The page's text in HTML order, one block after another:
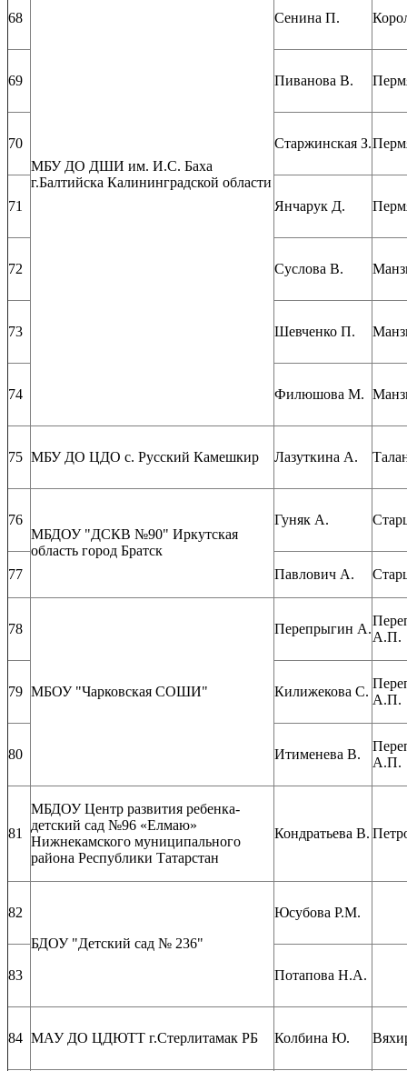
МБУ ДО ДШИ им. И.С. Баха
г.Балтийска Калининградской области
68 Сенина П.
69 Пиванова В.
70 Старжинская З.
71 Янчарук Д.
72 Суслова В.
73 Шевченко П.
74 Филюшова М.
75 МБУ ДО ЦДО с. Русский Камешкир Лазуткина А.
76
МБДОУ "ДСКВ №90" Иркутская
область город Братск
Гуняк А.
77 Павлович А.
78
МБОУ "Чарковская СОШИ"
Перепрыгин А.
А.П.
79 Килижекова С.
А.П.
80 Итименева В.
А.П.
81
МБДОУ Центр развития ребенка-
детский сад №96 «Елмаю»
Нижнекамского муниципального
района Республики Татарстан
Кондратьева В.
82
БДОУ "Детский сад № 236"
Юсубова Р.М.
83 Потапова Н.А.
84 МАУ ДО ЦДЮТТ г.Стерлитамак РБ Колбина Ю.